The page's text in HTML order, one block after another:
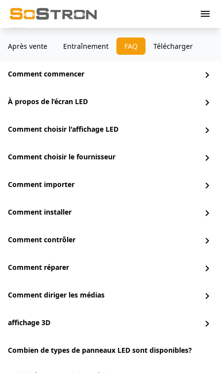
menu
Après vente Entraînement FAQ Télécharger
Comment commencer chevron_right
À propos de l’écran LED chevron_right
Comment choisir l'affichage LED chevron_right
Comment choisir le fournisseur chevron_right
Comment importer chevron_right
Comment installer chevron_right
Comment contrôler chevron_right
Comment réparer chevron_right
Comment diriger les médias chevron_right
affichage 3D chevron_right
Combien de types de panneaux LED sont disponibles?